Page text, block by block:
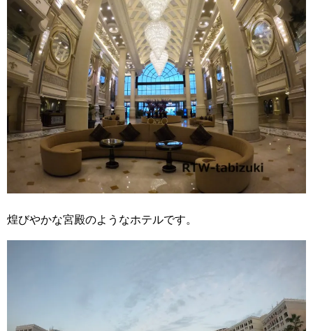
煌びやかな宮殿のようなホテルです。